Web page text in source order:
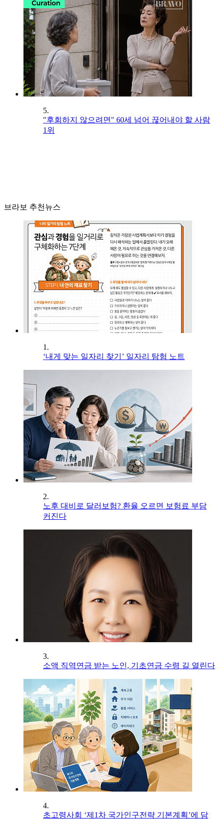
5.
"후회하지 않으려면" 60세 넘어 끊어내야 할 사람
1위
브라보 추천뉴스
1.
‘내게 맞는 일자리 찾기’ 일자리 탐험 노트
2.
노후 대비로 달러보험? 환율 오르면 보험료 부담
커진다
3.
소액 직역연금 받는 노인, 기초연금 수령 길 열린다
4.
초고령사회 ‘제1차 국가인구전략 기본계획’에 담